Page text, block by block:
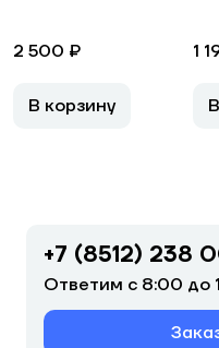
2 500 ₽
В корзину
1
+7 (8512) 238
Ответим с 8:00 до